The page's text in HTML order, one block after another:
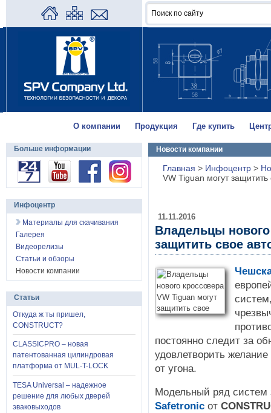
О компании Продукция Где купить
Новости компании
Главная > Инфоцентр >
VW Tiguan могут
11.11.2016
Владельцы нового
защитить свое
постоянно следит за
удовлетворить
от угона.
Модельный ряд систем
Safetronic от
Больше информации
Инфоцентр
Материалы для скачивания
Галерея
Видеорелизы
Статьи и обзоры
Новости компании
Статьи
Откуда ж ты пришел,
CONSTRUCT?
CLASSICPRO – новая
патентованная цилиндровая
платформа от MUL-T-LOCK
TESA Universal – надежное
решение для любых дверей
эваковыходов